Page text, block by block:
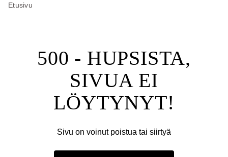
Etusivu
500 - HUPSISTA,
SIVUA EI
LÖYTYNYT!
Sivu on voinut poistua tai siirtyä